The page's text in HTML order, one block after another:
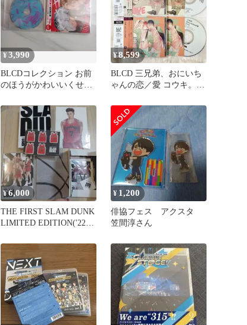
¥3,990
BLCDコレクション お前
のほうがかわいいくせに
クCD
¥8,599
BLCD 三兄弟、おにいち
ゃんの恋／愛 コウキ。
¥6,000
THE FIRST SLAM DUNK
LIMITED EDITION('22…
¥ 1,200
俳協フェス アクスタ
笠間淳さん